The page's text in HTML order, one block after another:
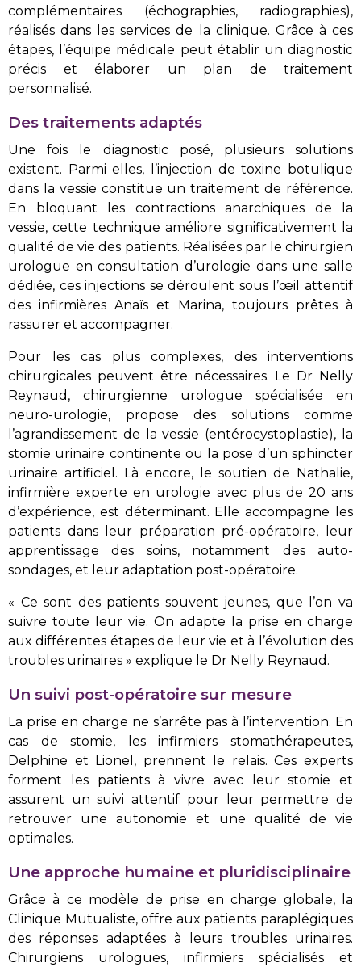
complémentaires (échographies, radiographies),
réalisés dans les services de la clinique. Grâce à ces
étapes, l’équipe médicale peut établir un diagnostic
précis et élaborer un plan de traitement
personnalisé.
Des traitements adaptés
Une fois le diagnostic posé, plusieurs solutions
existent. Parmi elles, l’injection de toxine botulique
dans la vessie constitue un traitement de référence.
En bloquant les contractions anarchiques de la
vessie, cette technique améliore significativement la
qualité de vie des patients. Réalisées par le chirurgien
urologue en consultation d’urologie dans une salle
dédiée, ces injections se déroulent sous l’œil attentif
des infirmières Anaïs et Marina, toujours prêtes à
rassurer et accompagner.
Pour les cas plus complexes, des interventions
chirurgicales peuvent être nécessaires. Le Dr Nelly
Reynaud, chirurgienne urologue spécialisée en
neuro-urologie, propose des solutions comme
l’agrandissement de la vessie (entérocystoplastie), la
stomie urinaire continente ou la pose d’un sphincter
urinaire artificiel. Là encore, le soutien de Nathalie,
infirmière experte en urologie avec plus de 20 ans
d’expérience, est déterminant. Elle accompagne les
patients dans leur préparation pré-opératoire, leur
apprentissage des soins, notamment des auto-
sondages, et leur adaptation post-opératoire.
« Ce sont des patients souvent jeunes, que l’on va
suivre toute leur vie. On adapte la prise en charge
aux différentes étapes de leur vie et à l’évolution des
troubles urinaires » explique le Dr Nelly Reynaud.
Un suivi post-opératoire sur mesure
La prise en charge ne s’arrête pas à l’intervention. En
cas de stomie, les infirmiers stomathérapeutes,
Delphine et Lionel, prennent le relais. Ces experts
forment les patients à vivre avec leur stomie et
assurent un suivi attentif pour leur permettre de
retrouver une autonomie et une qualité de vie
optimales.
Une approche humaine et pluridisciplinaire
Grâce à ce modèle de prise en charge globale, la
Clinique Mutualiste, offre aux patients paraplégiques
des réponses adaptées à leurs troubles urinaires.
Chirurgiens urologues, infirmiers spécialisés et